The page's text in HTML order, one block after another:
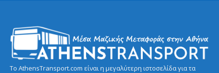
Το AthensTransport.com είναι η μεγαλύτερη ιστοσελίδα για τα